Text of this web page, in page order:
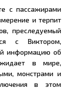
с пассажирами
и терпит
преследуемый
с Виктором,
информацию об
в мире,
монстрами и
в этом